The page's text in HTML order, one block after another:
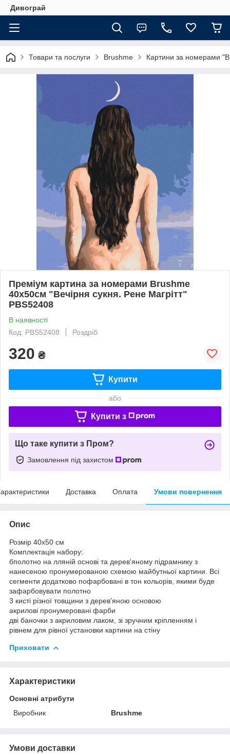
Дивограй
Товари та послуги Brushme Картини за номерами
Преміум картина за номерами Brushme
40x50см "Вечірня сукня. Рене Магрітт"
PBS52408
В наявності
Код: PBS52408
Роздріб
320 ₴
Купити
або
Купити з
Що таке купити з Пром?
Замовлення під захистом
Доставка Оплата Умови повернення
Опис
Розмір 40x50 см
Комплектація набору:
бполотно на лляній основі та дерев'яному підрамнику з
нанесеною пронумерованою схемою майбутньої картини. Всі
сегменти додатково пофарбовані в тон кольорів, якими буде
зафарбовувати полотно
3 кисті різної товщини з дерев'яною основою
акрилові пронумеровані фарби
дві баночки з акриловим лаком, зі зручним кріпленням і
рівнем для рівної установки картини на стіну
Приховати
Характеристики
Основні атрибути
Виробник
Brushme
Умови доставки